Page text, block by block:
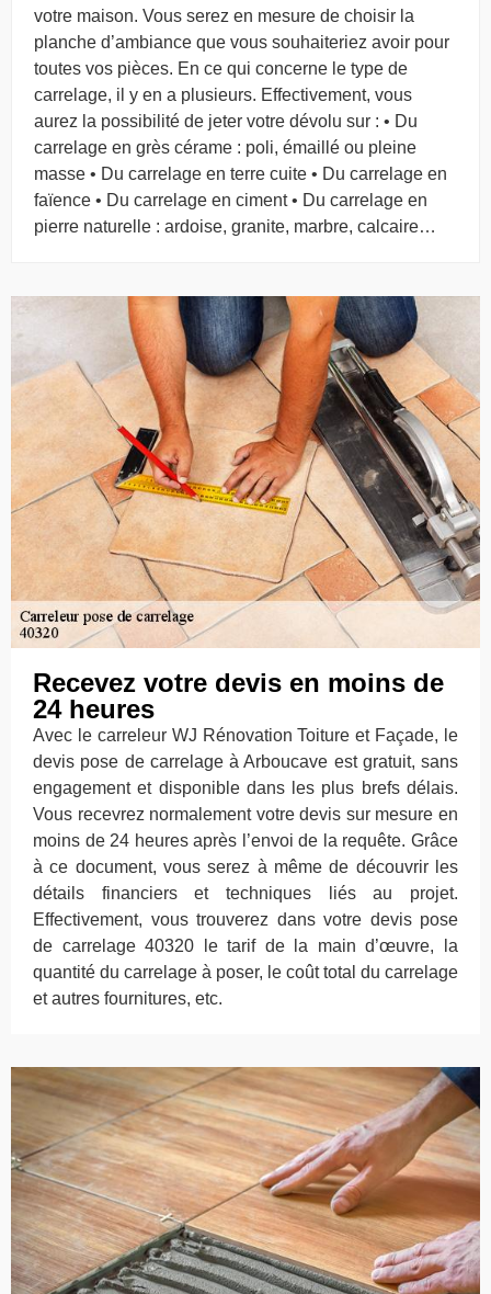
votre maison. Vous serez en mesure de choisir la
planche d’ambiance que vous souhaiteriez avoir pour
toutes vos pièces. En ce qui concerne le type de
carrelage, il y en a plusieurs. Effectivement, vous
aurez la possibilité de jeter votre dévolu sur : • Du
carrelage en grès cérame : poli, émaillé ou pleine
masse • Du carrelage en terre cuite • Du carrelage en
faïence • Du carrelage en ciment • Du carrelage en
pierre naturelle : ardoise, granite, marbre, calcaire…
Recevez votre devis en moins de
24 heures
Avec le carreleur WJ Rénovation Toiture et Façade, le
devis pose de carrelage à Arboucave est gratuit, sans
engagement et disponible dans les plus brefs délais.
Vous recevrez normalement votre devis sur mesure en
moins de 24 heures après l’envoi de la requête. Grâce
à ce document, vous serez à même de découvrir les
détails financiers et techniques liés au projet.
Effectivement, vous trouverez dans votre devis pose
de carrelage 40320 le tarif de la main d’œuvre, la
quantité du carrelage à poser, le coût total du carrelage
et autres fournitures, etc.